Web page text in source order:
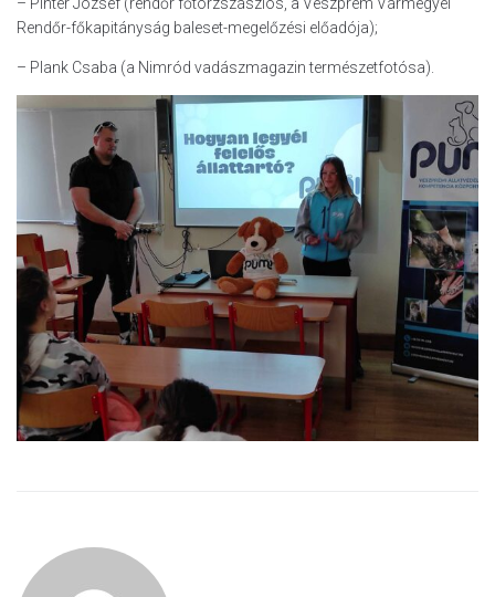
Rendőr-főkapitányság baleset-megelőzési előadója);
– Plank Csaba (a Nimród vadászmagazin természetfotósa).